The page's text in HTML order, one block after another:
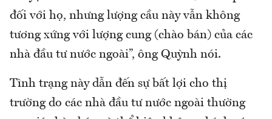
đối với họ, nhưng lượng cầu này vẫn không
tương xứng với lượng cung (chào bán) của các
nhà đầu tư nước ngoài”, ông Quỳnh nói.
Tình trạng này dẫn đến sự bất lợi cho thị
trường do các nhà đầu tư nước ngoài thường